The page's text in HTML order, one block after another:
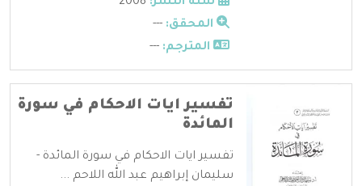
المحقق: ---
المترجم: ---
تفسير ايات الاحكام في سورة
المائدة
تفسير ايات الاحكام في سورة المائدة -
سليمان إبراهيم عبد الله اللاحم ...